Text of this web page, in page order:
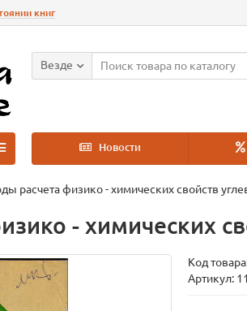
книг
Везде
Новости
расчета физико - химических свойств
- химических
Код
Артикул: